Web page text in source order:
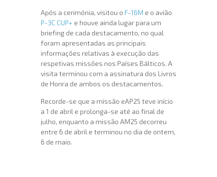
Após a cerimónia, visitou o F-16M e o avião
P-3C CUP+ e houve ainda lugar para um
briefing de cada destacamento, no qual
foram apresentadas as principais
informações relativas à execução das
respetivas missões nos Países Bálticos. A
visita terminou com a assinatura dos Livros
de Honra de ambos os destacamentos.
Recorde-se que a missão eAP25 teve início
a 1 de abril e prolonga-se até ao final de
julho, enquanto a missão AM25 decorreu
entre 6 de abril e terminou no dia de ontem,
6 de maio.